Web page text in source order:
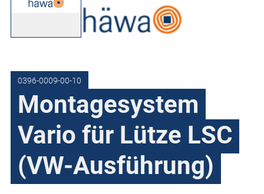
0396-0009-00-10
Montagesystem
Vario für Lütze LSC
(VW-Ausführung)